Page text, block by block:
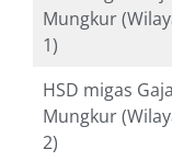
Mungkur
1)
HSD migas
Mungkur
2)